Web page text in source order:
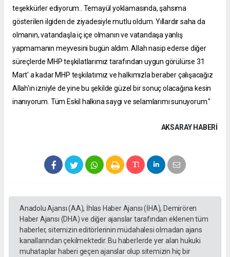
teşekkürler ediyorum.. Temayül yoklamasında, şahsıma
gösterilen ilgiden de ziyadesiyle mutlu oldum. Yıllardır saha da
olmanın, vatandaşla iç içe olmanın ve vatandaşa yanlış
yapmamanın meyvesini bugün aldım. Allah nasip ederse diğer
süreçlerde MHP teşkilatlarımız tarafından uygun görülürse 31
Mart' a kadar MHP teşkilatımız ve halkımızla beraber çalışacağız
Allah'ın izniyle de yine bu şekilde güzel bir sonuç olacağına kesin
inanıyorum. Tüm Eskil halkına saygı ve selamlarımı sunuyorum."
AKSARAY HABERİ
Anadolu Ajansı (AA), İhlas Haber Ajansı (İHA), Demirören
Haber Ajansı (DHA) ve diğer ajanslar tarafından eklenen tüm
haberler, sitemizin editörlerinin müdahalesi olmadan ajans
kanallarından çekilmektedir. Bu haberlerde yer alan hukuki
muhataplar haberi geçen ajanslar olup sitemizin hiç bir